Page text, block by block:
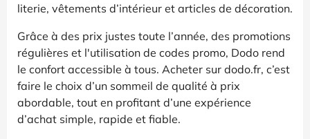
literie, vêtements d’intérieur et articles de décoration.
Grâce à des prix justes toute l’année, des promotions
régulières et l'utilisation de codes promo, Dodo rend
le confort accessible à tous. Acheter sur dodo.fr, c’est
faire le choix d’un sommeil de qualité à prix
abordable, tout en profitant d’une expérience
d’achat simple, rapide et fiable.